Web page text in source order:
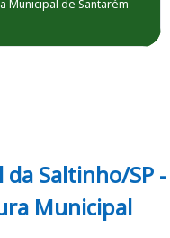
de Santarém.
Municipal de Santarém
da Saltinho/SP -
Municipal